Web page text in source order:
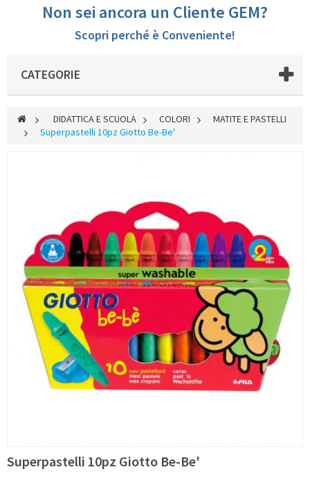
Non sei ancora un Cliente GEM?
Scopri perché è Conveniente!
CATEGORIE
> DIDATTICA E SCUOLA > COLORI >
MATITE E PASTELLI
>
Superpastelli 10pz Giotto Be-Be'
Superpastelli 10pz Giotto Be-Be'